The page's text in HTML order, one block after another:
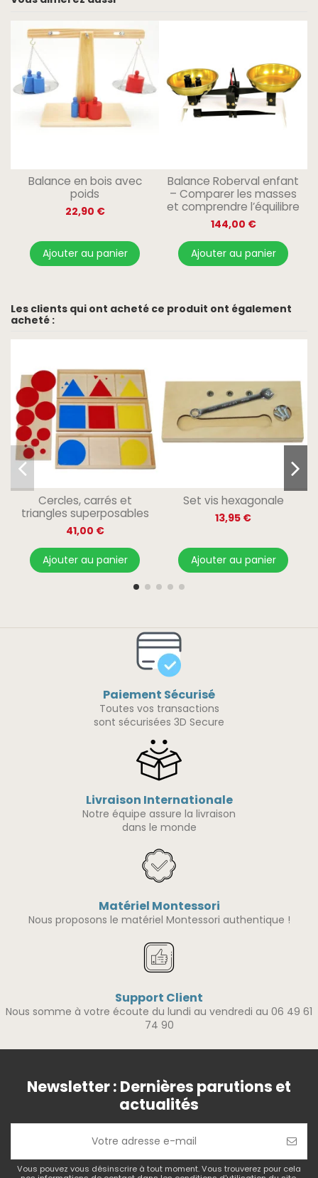
Balance en bois avec
poids
22,90 €
Ajouter au panier
Balance Roberval enfant
– Comparer les masses
et comprendre l’équilibre
144,00 €
Ajouter au panier
Les clients qui ont acheté ce produit ont également
acheté :
Cercles, carrés et
triangles superposables
41,00 €
Ajouter au panier
Set vis hexagonale
13,95 €
Ajouter au panier
Paiement Sécurisé
Toutes vos transactions
sont sécurisées 3D Secure
Livraison Internationale
Notre équipe assure la livraison
dans le monde
Matériel Montessori
Nous proposons le matériel Montessori authentique !
Support Client
Nous somme à votre écoute du lundi au vendredi au 06 49 61
74 90
Newsletter : Dernières parutions et
actualités
Vous pouvez vous désinscrire à tout moment. Vous trouverez pour cela